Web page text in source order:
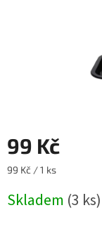
99 Kč
Měrná
99 Kč / 1 ks
Skladem (3 ks)